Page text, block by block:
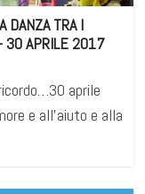
DANZA TRA I
30 APRILE 2017
aprile
e all’aiuto e alla